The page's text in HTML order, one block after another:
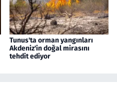
Tunus'ta orman yangınları
Akdeniz'in doğal mirasını
tehdit ediyor